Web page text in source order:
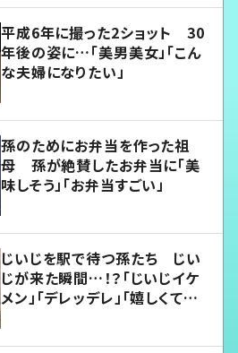
平成6年に撮った2ショット 30
年後の姿に…「美男美女」「こん
な夫婦になりたい」
孫のためにお弁当を作った祖
母 孫が絶賛したお弁当に「美
味しそう」「お弁当すごい」
じいじを駅で待つ孫たち じい
じが来た瞬間…！？「じいじイケ
メン」「デレッデレ」「嬉しくて可